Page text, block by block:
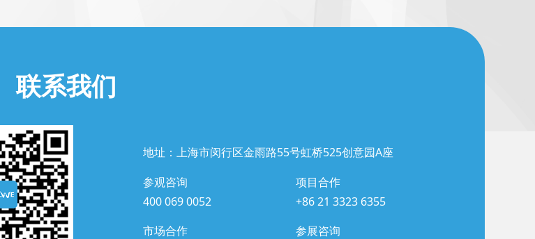
联系我们
地址：上海市闵行区金雨路55号虹桥525创意园A座
参观咨询
400 069 0052
项目合作
+86 21 3323 6355
市场合作
参展咨询